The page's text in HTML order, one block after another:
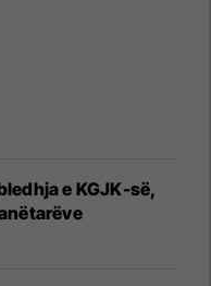
e KGJK-së,